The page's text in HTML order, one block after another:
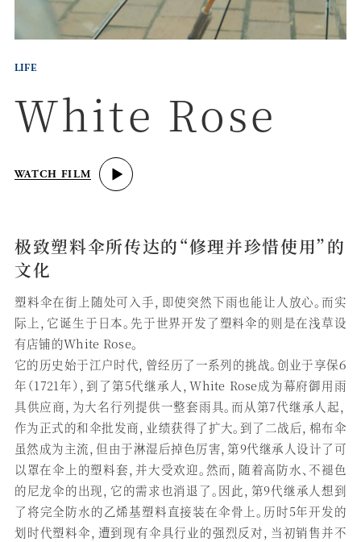
LIFE
White Rose
WATCH FILM
极致塑料伞所传达的“修理并珍惜使用”的
文化
塑料伞在街上随处可入手，即使突然下雨也能让人放心。而实
际上，它诞生于日本。先于世界开发了塑料伞的则是在浅草设
有店铺的White Rose。
它的历史始于江户时代，曾经历了一系列的挑战。创业于享保６
年（1721年），到了第5代继承人，White Rose成为幕府御用雨
具供应商，为大名行列提供一整套雨具。而从第7代继承人起，
作为正式的和伞批发商，业绩获得了扩大。到了二战后，棉布伞
虽然成为主流，但由于淋湿后掉色厉害，第9代继承人设计了可
以罩在伞上的塑料套，并大受欢迎。然而，随着高防水、不褪色
的尼龙伞的出现，它的需求也消退了。因此，第9代继承人想到
了将完全防水的乙烯基塑料直接装在伞骨上。历时5年开发的
划时代塑料伞，遭到现有伞具行业的强烈反对，当初销售并不